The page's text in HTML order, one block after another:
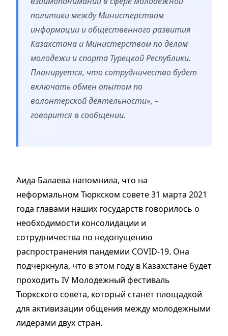
политики между Министерством
информации и общественного развития
Казахстана и Министерством по делам
молодежи и спорта Турецкой Республики.
Планируется, что сотрудничество будет
включать обмен опытом по
волонтерской деятельности», –
говорится в сообщении.
Аида Балаева напомнила, что на
неформальном Тюркском совете 31 марта 2021
года главами наших государств говорилось о
необходимости консолидации и
сотрудничества по недопущению
распространения пандемии СОVID-19. Она
подчеркнула, что в этом году в Казахстане будет
проходить IV Молодежный фестиваль
Тюркского совета, который станет площадкой
для активизации общения между молодежными
лидерами двух стран.